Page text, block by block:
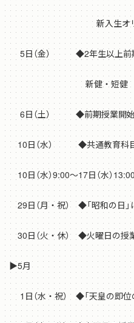
新入生オリエンテー
5日（金） ◆2年生以上前期
新健・短健 健スポフ
6日（土） ◆前期授業開始（
10日（水） ◆共通教育科目
10日（水）9:00～17日（水）
29日（月・祝） ◆「昭和の日」
30日（火・休） ◆火曜日の授
▶5月
1日（水・祝） ◆「天皇の即位